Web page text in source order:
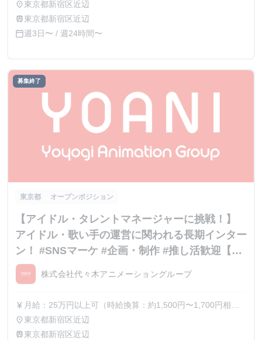
れ）されることがございます。 ※インターン期間中の貢献
place東京都新宿区近辺
train東京都新宿区近辺
calendar_today週3日〜 / 週24時間〜
募集終了
東京都 オープンポジション
【アイドル・タレントマネージャーに挑戦！】
アイドル・歌い手の運営に関われる長期インター
ン！ #SNSマーケ #企画・制作 #推し活歓迎【内
定直結】
株式会社代々木アニメーショングループ
currency_yen 月給：25万円以上可（時給換算：約1,500円〜1,700円相
当） ※選考を通じて最終的な金額が調整（上振れ・下振
れ）されることがございます。 ※インターン期間中の貢献
place東京都新宿区近辺
train東京都新宿区近辺